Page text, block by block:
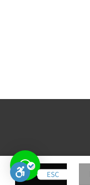
ACCEPT
ESC